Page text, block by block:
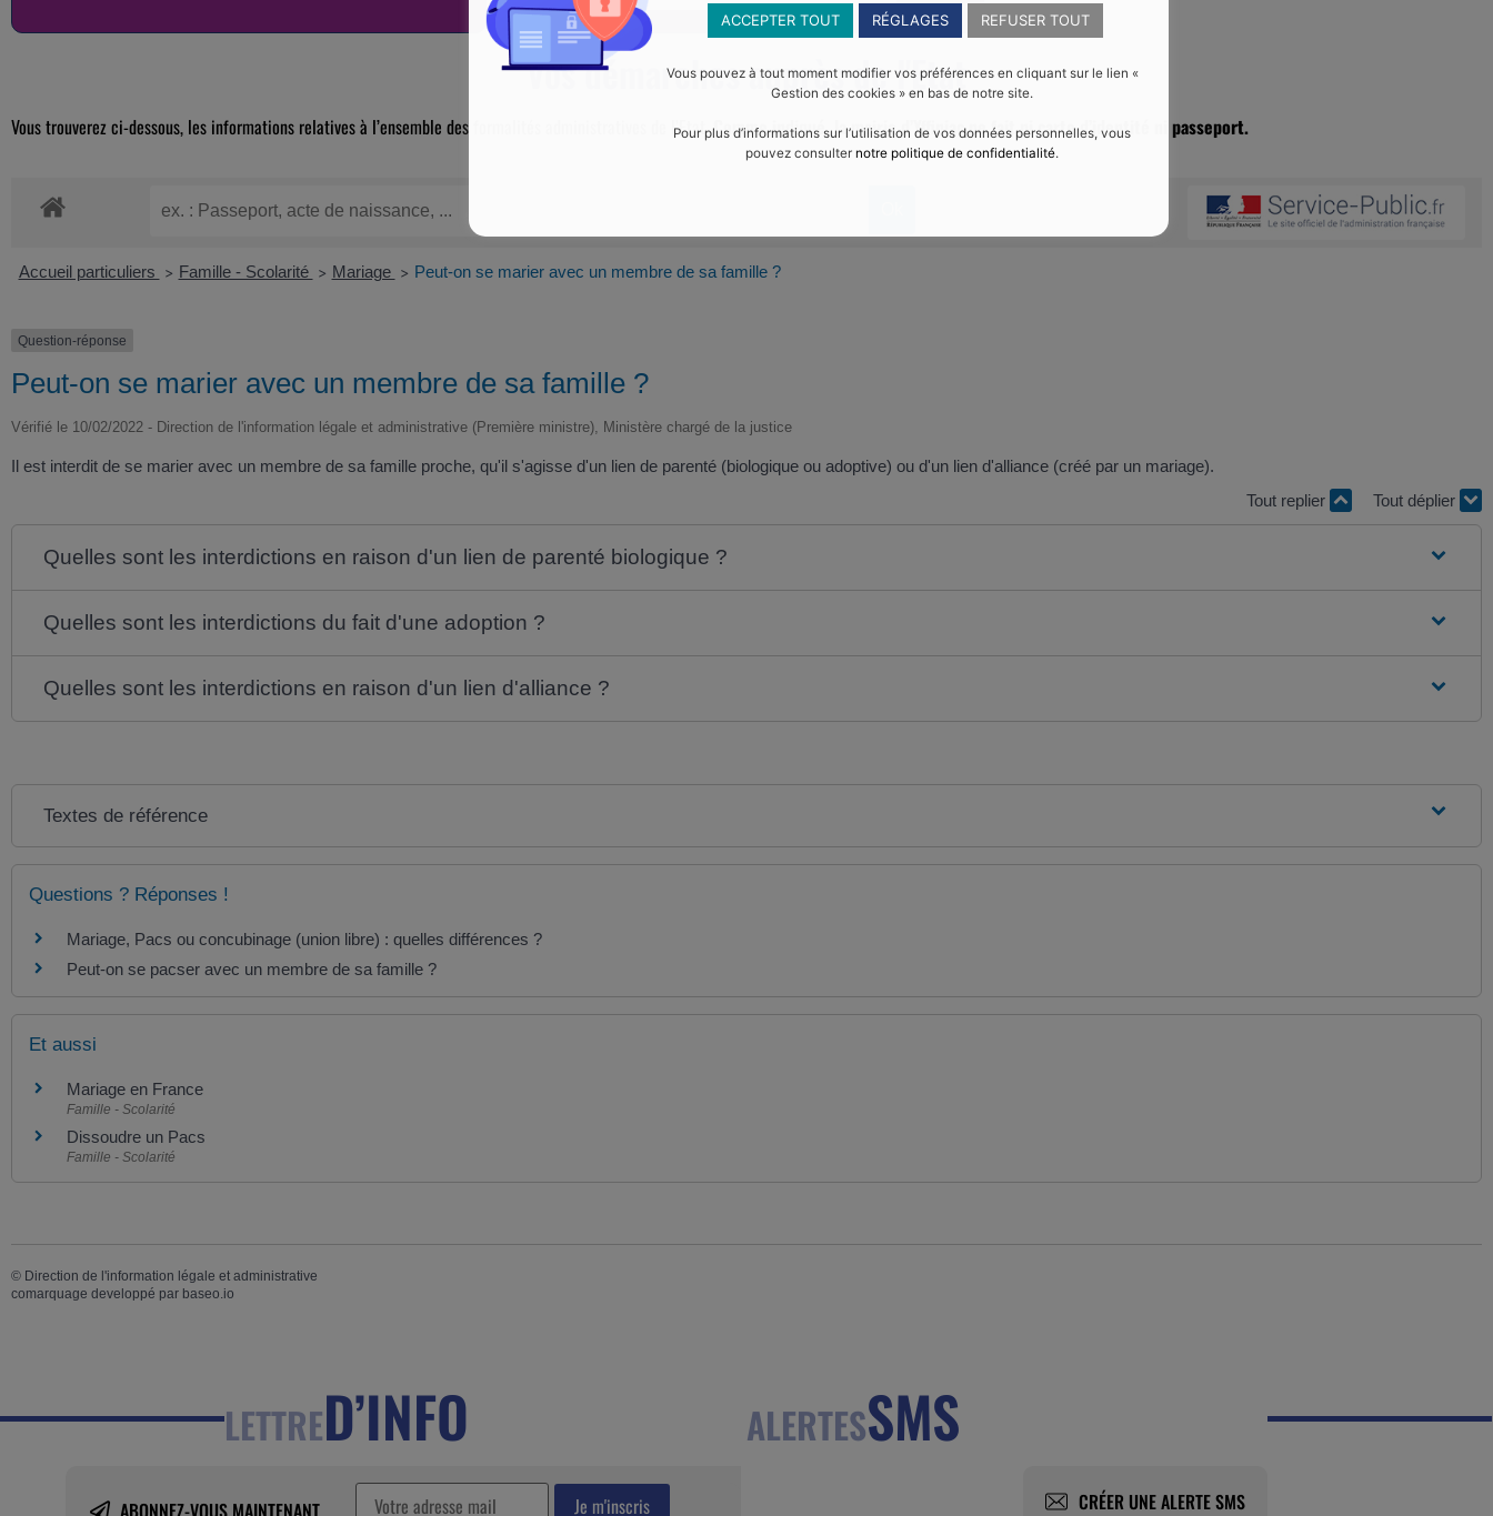
Vos démarches auprès de l'Etat
Vous trouverez ci-dessous, les informations relatives à l’ensemble des formalités administratives de l’Etat.Comme indiqué, la mairie d’Yffiniac ne fait ni carte d’identité ni passeport.
Accueil particuliers > Famille - Scolarité > Mariage > Peut-on se marier avec un membre de sa famille ?
Question-réponse
Peut-on se marier avec un membre de sa famille ?
Vérifié le 10/02/2022 - Direction de l'information légale et administrative (Première ministre), Ministère chargé de la justice
Il est interdit de se marier avec un membre de sa famille proche, qu'il s'agisse d'un lien de parenté (biologique ou adoptive) ou d'un lien d'alliance (créé par un mariage).
Tout replier
Tout déplier
Quelles sont les interdictions en raison d'un lien de parenté biologique ?
Quelles sont les interdictions du fait d'une adoption ?
Quelles sont les interdictions en raison d'un lien d'alliance ?
Textes de référence
Questions ? Réponses !
Mariage, Pacs ou concubinage (union libre) : quelles différences ?
Peut-on se pacser avec un membre de sa famille ?
Et aussi
Mariage en France
Famille - Scolarité
Dissoudre un Pacs
Famille - Scolarité
© Direction de l'information légale et administrative
comarquage developpé par baseo.io
LETTRED’INFO
ABONNEZ-VOUS MAINTENANT
ALERTESSMS
CRÉER UNE ALERTE SMS
ACCEPTER TOUT RÉGLAGES REFUSER TOUT
Vous pouvez à tout moment modifier vos préférences en cliquant sur le lien «
Gestion des cookies » en bas de notre site.
Pour plus d’informations sur l’utilisation de vos données personnelles, vous
pouvez consulter notre politique de confidentialité.